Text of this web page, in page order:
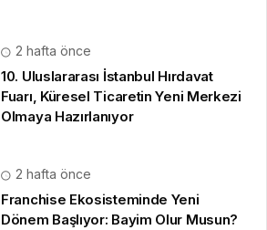
2 hafta önce
10. Uluslararası İstanbul Hırdavat
Fuarı, Küresel Ticaretin Yeni Merkezi
Olmaya Hazırlanıyor
2 hafta önce
Franchise Ekosisteminde Yeni
Dönem Başlıyor: Bayim Olur Musun?